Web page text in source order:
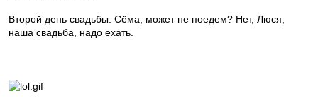
Второй день свадьбы. Сёма, может не поедем? Нет, Люся,
наша свадьба, надо ехать.